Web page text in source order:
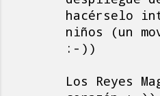
hacérselo
niños (un
:-))
Los Reyes